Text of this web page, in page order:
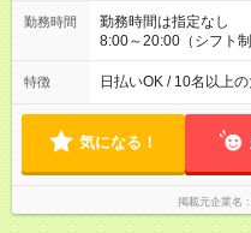
勤務時間
勤務時間は指定なし
8:00～20:00（シフト
は週4も有り） ※配達
案件により多少の前後
特徴 日払いOK / 10名以上
気になる！
掲載元企業名